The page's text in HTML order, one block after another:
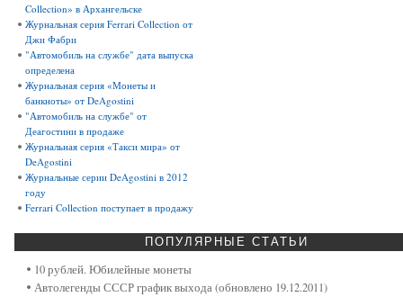
Collection» в Архангельске
Журнальная серия Ferrari Collection от
Джи Фабри
"Автомобиль на службе" дата выпуска
определена
Журнальная серия «Монеты и
банкноты» от DeAgostini
"Автомобиль на службе" от
Деагостини в продаже
Журнальная серия «Такси мира» от
DeAgostini
Журнальные серии DeAgostini в 2012
году
Ferrari Collection поступает в продажу
ПОПУЛЯРНЫЕ СТАТЬИ
10 рублей. Юбилейные монеты
Автолегенды СССР график выхода (обновлено 19.12.2011)